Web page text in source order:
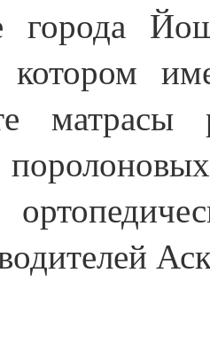
города
котором